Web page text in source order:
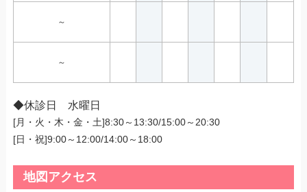
～
～
◆休診日 水曜日
[月・火・木・金・土]8:30～13:30/15:00～20:30
[日・祝]9:00～12:00/14:00～18:00
地図アクセス